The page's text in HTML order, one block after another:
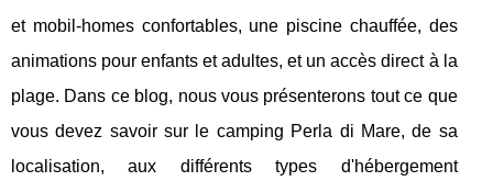
et mobil-homes confortables, une piscine chauffée, des
animations pour enfants et adultes, et un accès direct à la
plage. Dans ce blog, nous vous présenterons tout ce que
vous devez savoir sur le camping Perla di Mare, de sa
localisation, aux différents types d'hébergement